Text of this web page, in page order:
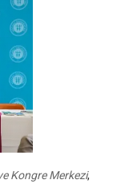
Kongre Merkezi,